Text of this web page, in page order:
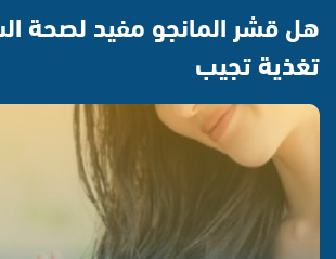
هل قشر المانجو مفيد لصحة
تغذية تجيب